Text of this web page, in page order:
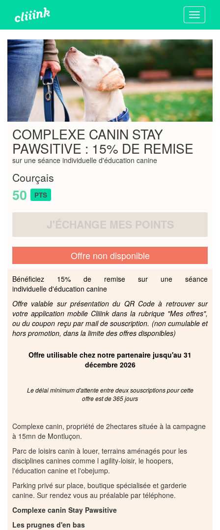
Toggle
COMPLEXE CANIN STAY
PAWSITIVE : 15% DE REMISE
sur une séance individuelle d'éducation canine
Courçais
50 PTS
J'ÉCHANGE MES POINTS
Offre non disponible
Bénéficiez 15% de remise sur une séance
individuelle d'éducation canine
Offre valable sur présentation du QR Code à retrouver sur
votre application mobile Cliiink dans la rubrique "Mes offres",
ou du coupon reçu par mail de souscription. (non cumulable et
hors promotion, dans la limite des offres disponibles)
Offre utilisable chez notre partenaire jusqu'au 31
décembre 2026
Le délai minimum d'attente entre deux souscriptions pour cette
offre est de 365 jours
Complexe canin, propriété de 2hectares située à la campagne
à 15mn de Montluçon.
Parc de loisirs canin à louer, terrains aménagés pour les
disciplines canines comme l agility-loisir, le hoopers,
l'éducation canine et l'obejump.
Parking privé sur place, boutique spécialisée et garderie
canine. Sur rendez vous au préalable par téléphone.
Complexe canin Stay Pawsitive
Les prugnes d'en bas